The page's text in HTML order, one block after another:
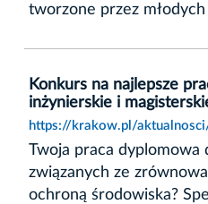
tworzone przez
Konkurs na najlepsze
inżynierskie i
https://krakow.pl/
Twoja praca dyplomowa
związanych ze
ochroną środowiska?